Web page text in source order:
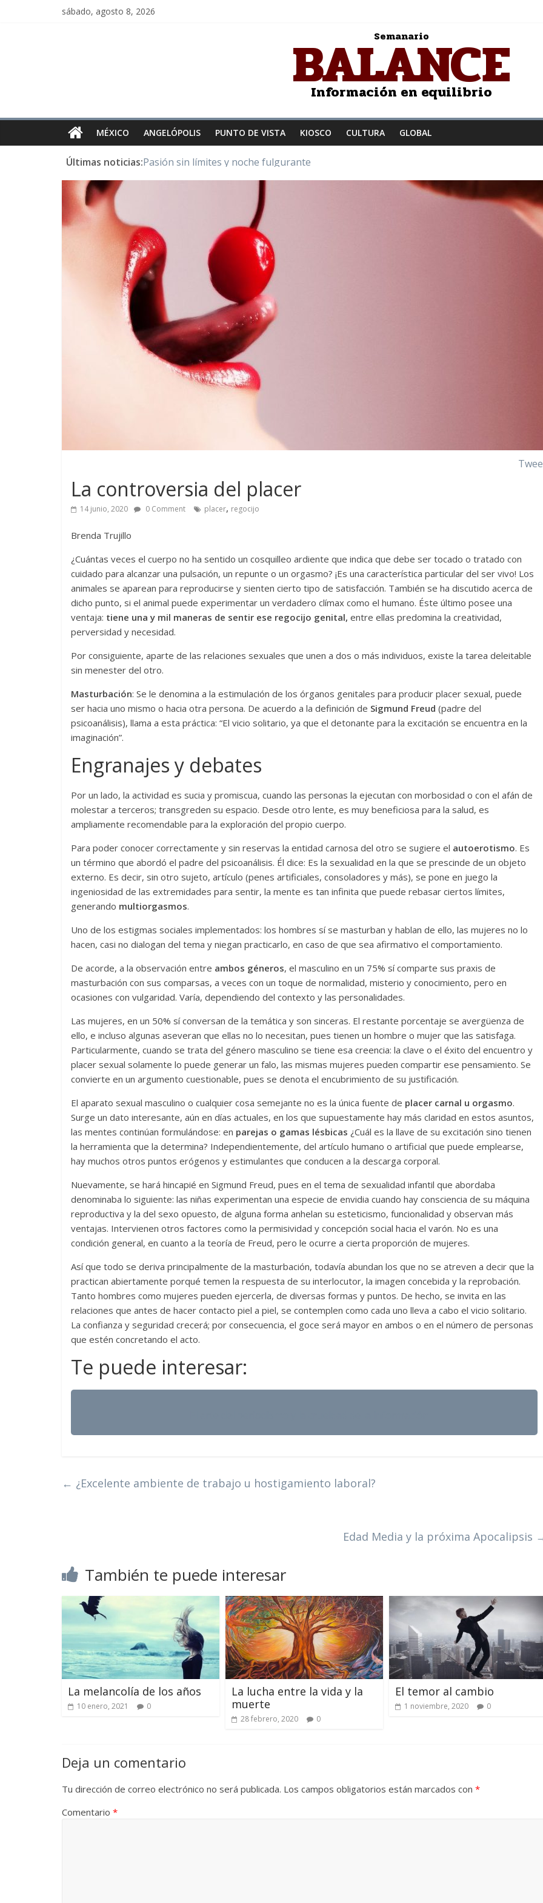
sábado, agosto 8, 2026
Semanario
BALANCE
Información en equilibrio
MÉXICO ANGELÓPOLIS PUNTO DE VISTA KIOSCO CULTURA GLOBAL
Últimas noticias:Pasión sin límites y noche fulgurante
Y Quetzalcóatl, le dio el maíz a la humanidad
Cristo de San Juan de la Cruz: Salvador Dalí
LOS DELIRIOS DE UNA MUJER ENAMORADA
Juntos hasta el último minuto
La controversia del placer
14 junio, 2020 0 Comment placer, regocijo
Brenda Trujillo
¿Cuántas veces el cuerpo no ha sentido un cosquilleo ardiente que indica que debe ser tocado o tratado con
cuidado para alcanzar una pulsación, un repunte o un orgasmo? ¡Es una característica particular del ser vivo! Los
animales se aparean para reproducirse y sienten cierto tipo de satisfacción. También se ha discutido acerca de
dicho punto, si el animal puede experimentar un verdadero clímax como el humano. Éste último posee una
ventaja: tiene una y mil maneras de sentir ese regocijo genital, entre ellas predomina la creatividad,
perversidad y necesidad.
Por consiguiente, aparte de las relaciones sexuales que unen a dos o más individuos, existe la tarea deleitable
sin menester del otro.
Masturbación: Se le denomina a la estimulación de los órganos genitales para producir placer sexual, puede
ser hacia uno mismo o hacia otra persona. De acuerdo a la definición de Sigmund Freud (padre del
psicoanálisis), llama a esta práctica: “El vicio solitario, ya que el detonante para la excitación se encuentra en la
imaginación”.
Engranajes y debates
Por un lado, la actividad es sucia y promiscua, cuando las personas la ejecutan con morbosidad o con el afán de
molestar a terceros; transgreden su espacio. Desde otro lente, es muy beneficiosa para la salud, es
ampliamente recomendable para la exploración del propio cuerpo.
Para poder conocer correctamente y sin reservas la entidad carnosa del otro se sugiere el autoerotismo. Es
un término que abordó el padre del psicoanálisis. Él dice: Es la sexualidad en la que se prescinde de un objeto
externo. Es decir, sin otro sujeto, artículo (penes artificiales, consoladores y más), se pone en juego la
ingeniosidad de las extremidades para sentir, la mente es tan infinita que puede rebasar ciertos límites,
generando multiorgasmos.
Uno de los estigmas sociales implementados: los hombres sí se masturban y hablan de ello, las mujeres no lo
hacen, casi no dialogan del tema y niegan practicarlo, en caso de que sea afirmativo el comportamiento.
De acorde, a la observación entre ambos géneros, el masculino en un 75% sí comparte sus praxis de
masturbación con sus comparsas, a veces con un toque de normalidad, misterio y conocimiento, pero en
ocasiones con vulgaridad. Varía, dependiendo del contexto y las personalidades.
Las mujeres, en un 50% sí conversan de la temática y son sinceras. El restante porcentaje se avergüenza de
ello, e incluso algunas aseveran que ellas no lo necesitan, pues tienen un hombre o mujer que las satisfaga.
Particularmente, cuando se trata del género masculino se tiene esa creencia: la clave o el éxito del encuentro y
placer sexual solamente lo puede generar un falo, las mismas mujeres pueden compartir ese pensamiento. Se
convierte en un argumento cuestionable, pues se denota el encubrimiento de su justificación.
El aparato sexual masculino o cualquier cosa semejante no es la única fuente de placer carnal u orgasmo.
Surge un dato interesante, aún en días actuales, en los que supuestamente hay más claridad en estos asuntos,
las mentes continúan formulándose: en parejas o gamas lésbicas ¿Cuál es la llave de su excitación sino tienen
la herramienta que la determina? Independientemente, del artículo humano o artificial que puede emplearse,
hay muchos otros puntos erógenos y estimulantes que conducen a la descarga corporal.
Nuevamente, se hará hincapié en Sigmund Freud, pues en el tema de sexualidad infantil que abordaba
denominaba lo siguiente: las niñas experimentan una especie de envidia cuando hay consciencia de su máquina
reproductiva y la del sexo opuesto, de alguna forma anhelan su esteticismo, funcionalidad y observan más
ventajas. Intervienen otros factores como la permisividad y concepción social hacia el varón. No es una
condición general, en cuanto a la teoría de Freud, pero le ocurre a cierta proporción de mujeres.
Así que todo se deriva principalmente de la masturbación, todavía abundan los que no se atreven a decir que la
practican abiertamente porqué temen la respuesta de su interlocutor, la imagen concebida y la reprobación.
Tanto hombres como mujeres pueden ejercerla, de diversas formas y puntos. De hecho, se invita en las
relaciones que antes de hacer contacto piel a piel, se contemplen como cada uno lleva a cabo el vicio solitario.
La confianza y seguridad crecerá; por consecuencia, el goce será mayor en ambos o en el número de personas
que estén concretando el acto.
Te puede interesar:
← ¿Excelente ambiente de trabajo u hostigamiento laboral?
Edad Media y la próxima Apocalipsis
También te puede interesar
La melancolía de los años
10 enero, 2021 0
La lucha entre la vida y la
muerte
28 febrero, 2020 0
El temor al cambio
1 noviembre, 2020 0
Deja un comentario
Tu dirección de correo electrónico no será publicada. Los campos obligatorios están marcados con *
Comentario *